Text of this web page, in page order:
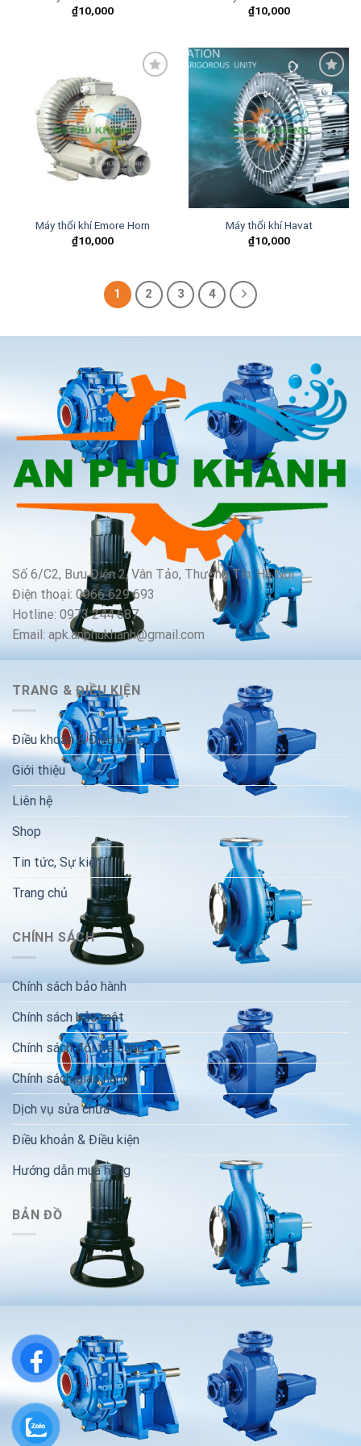
₫10,000
₫10,000
Add to
wishlist
Máy thổi khí Emore Horn
₫10,000
Add to
wishlist
Máy thổi khí Havat
₫10,000
1 2 3 4
Số 6/C2, Bưu Điện 2, Vân Tảo, Thường Tín, Hà Nội
Điện thoại: 0966 629 693
Hotline: 0973 244 687
Email: apk.anphukhanh@gmail.com
TRANG & ĐIỀU KIỆN
Điều khoản & Điều kiện
Giới thiệu
Liên hệ
Shop
Tin tức, Sự kiện
Trang chủ
CHÍNH SÁCH
Chính sách bảo hành
Chính sách bảo mật
Chính sách đổi trả hàng
Chính sách giao hàng
Dịch vụ sửa chữa
Điều khoản & Điều kiện
Hướng dẫn mua hàng
BẢN ĐỒ